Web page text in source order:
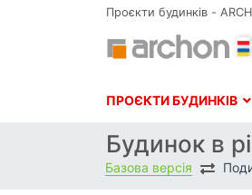
Проєкти будинків -
ПРОЄКТИ БУДИНКІВ
Будинок в
Базова версія